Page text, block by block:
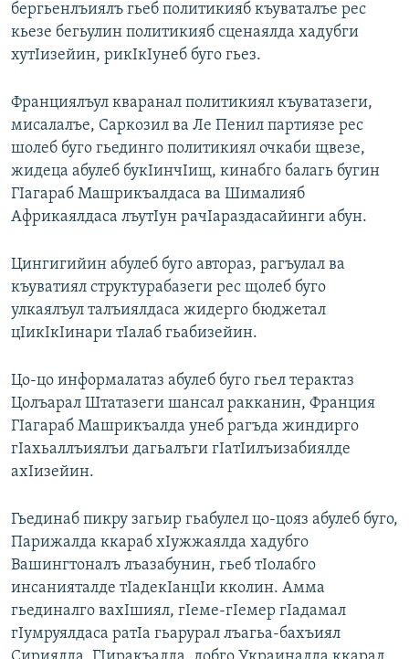
бергьенлъиялъ гьеб политикияб къуваталъе рес
кьезе бегьулин политикияб сценаялда хадубги
хутIизейин, рикIкIунеб буго гьез.
Франциялъул кваранал политикиял къуватазеги,
мисалалъе, Саркозил ва Ле Пенил партиязе рес
шолеб буго гьединго политикиял очкаби щвезе,
жидеца абулеб букIинчIищ, кинабго балагь бугин
ГIагараб Машрикъалдаса ва Шималияб
Африкаялдаса лъутIун рачIараздасайинги абун.
Цингигийин абулеб буго автораз, рагъулал ва
къуватиял структурабазеги рес щолеб буго
улкаялъул талъиялдаса жидерго бюджетал
цIикIкIинари тIалаб гьабизейин.
Цо-цо информалатаз абулеб буго гьел терактаз
Цолъарал Штатазеги шансал ракканин, Франция
ГIагараб Машрикъалда унеб рагъда жиндирго
гIахьаллъиялъи дагьалъги гIатIилъизабиялде
ахIизейин.
Гьединаб пикру загьир гьабулел цо-цояз абулеб буго,
Парижалда ккараб хIужжаялда хадубго
Вашингтоналъ лъазабунин, гьеб тIолабго
инсанияталде тIадекIанцIи кколин. Амма
гьединалго вахIшиял, гIеме-гIемер гIадамал
гIумруялдаса ратIа гьарурал лъагьа-бахъиял